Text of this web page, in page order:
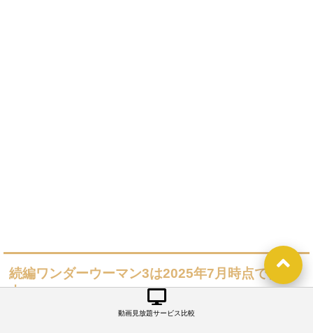
続編ワンダーウーマン3は2025年7月時点で作成
中
動画見放題サービス比較